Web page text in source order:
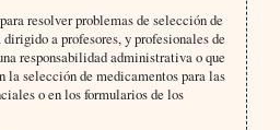
resolver problemas de selección de
a profesores, y profesionales de
responsabilidad administrativa o que
la selección de medicamentos para las
o en los formularios de los